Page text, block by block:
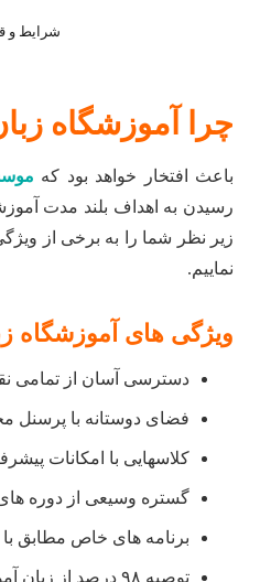
شرایط و
چرا آموزشگاه
باعث افتخار خواهد بود کهموسسه
رسیدن به اهداف بلند مدت
زیر نظر شما را به برخی از
نماییم.
ویژگی های آموزشگاه
دسترسی آسان از تمامی
فضای دوستانه با پرسنل
کلاسهایی با امکانات
گستره وسیعی از دوره های
برنامه های خاص مطابق با
توصیه ۹۸ درصد از زبان آموزان موسسه